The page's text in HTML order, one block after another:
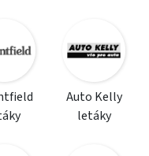
Auto Kelly
letáky